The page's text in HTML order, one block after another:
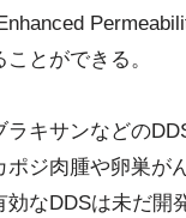
とができる。
キサンなどの
ポジ肉腫や卵巣が
なDDSは未だ開